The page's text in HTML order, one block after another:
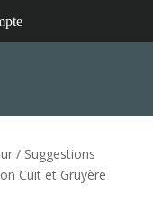
/ Suggestions
Cuit et Gruyère